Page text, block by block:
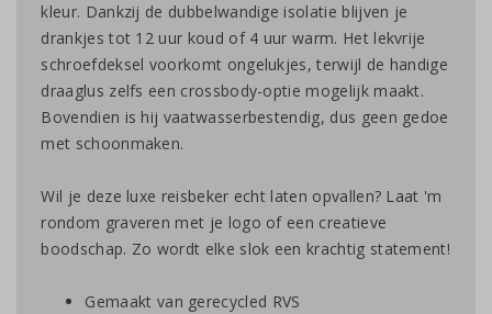
kleur. Dankzij de dubbelwandige isolatie blijven je
drankjes tot 12 uur koud of 4 uur warm. Het lekvrije
schroefdeksel voorkomt ongelukjes, terwijl de handige
draaglus zelfs een crossbody-optie mogelijk maakt.
Bovendien is hij vaatwasserbestendig, dus geen gedoe
met schoonmaken.
Wil je deze luxe reisbeker echt laten opvallen? Laat 'm
rondom graveren met je logo of een creatieve
boodschap. Zo wordt elke slok een krachtig statement!
Gemaakt van gerecycled RVS